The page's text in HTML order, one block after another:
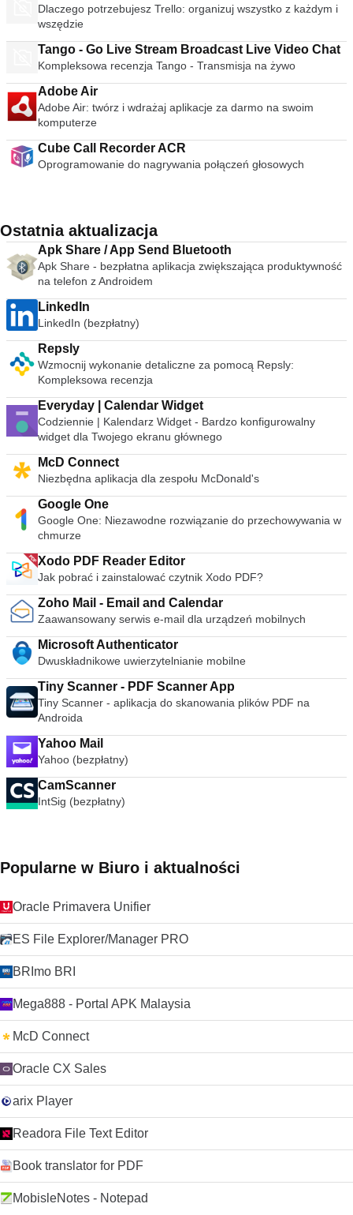
Dlaczego potrzebujesz Trello: organizuj wszystko z każdym i
wszędzie
Tango - Go Live Stream Broadcast Live Video Chat
Kompleksowa recenzja Tango - Transmisja na żywo
Adobe Air
Adobe Air: twórz i wdrażaj aplikacje za darmo na swoim
komputerze
Cube Call Recorder ACR
Oprogramowanie do nagrywania połączeń głosowych
Ostatnia aktualizacja
Apk Share / App Send Bluetooth
Apk Share - bezpłatna aplikacja zwiększająca produktywność
na telefon z Androidem
LinkedIn
LinkedIn (bezpłatny)
Repsly
Wzmocnij wykonanie detaliczne za pomocą Repsly:
Kompleksowa recenzja
Everyday | Calendar Widget
Codziennie | Kalendarz Widget - Bardzo konfigurowalny
widget dla Twojego ekranu głównego
McD Connect
Niezbędna aplikacja dla zespołu McDonald's
Google One
Google One: Niezawodne rozwiązanie do przechowywania w
chmurze
Xodo PDF Reader Editor
Jak pobrać i zainstalować czytnik Xodo PDF?
Zoho Mail - Email and Calendar
Zaawansowany serwis e-mail dla urządzeń mobilnych
Microsoft Authenticator
Dwuskładnikowe uwierzytelnianie mobilne
Tiny Scanner - PDF Scanner App
Tiny Scanner - aplikacja do skanowania plików PDF na
Androida
Yahoo Mail
Yahoo (bezpłatny)
CamScanner
IntSig (bezpłatny)
Popularne w Biuro i aktualności
Oracle Primavera Unifier
ES File Explorer/Manager PRO
BRImo BRI
Mega888 - Portal APK Malaysia
McD Connect
Oracle CX Sales
arix Player
Readora File Text Editor
Book translator for PDF
MobisleNotes - Notepad